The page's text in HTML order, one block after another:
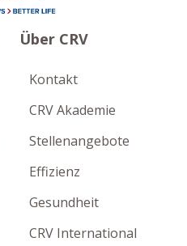
Über CRV
Kontakt
CRV Akademie
Stellenangebote
Effizienz
Gesundheit
CRV International